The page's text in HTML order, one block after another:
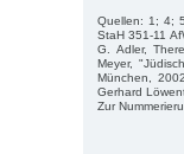
Quellen: 1; 4;
StaH 351-11
G. Adler,
Meyer,
München,
Gerhard
Zur